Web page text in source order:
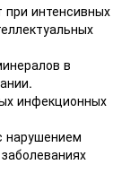
интенсивных
в
инфекционных
нарушением